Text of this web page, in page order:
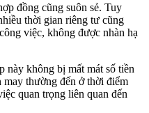
đồng cũng suôn sẻ. Tuy
thời gian riêng tư cũng
việc, không được nhàn hạ
này không bị mất mát số tiền
may thường đến ở thời điểm
quan trọng liên quan đến